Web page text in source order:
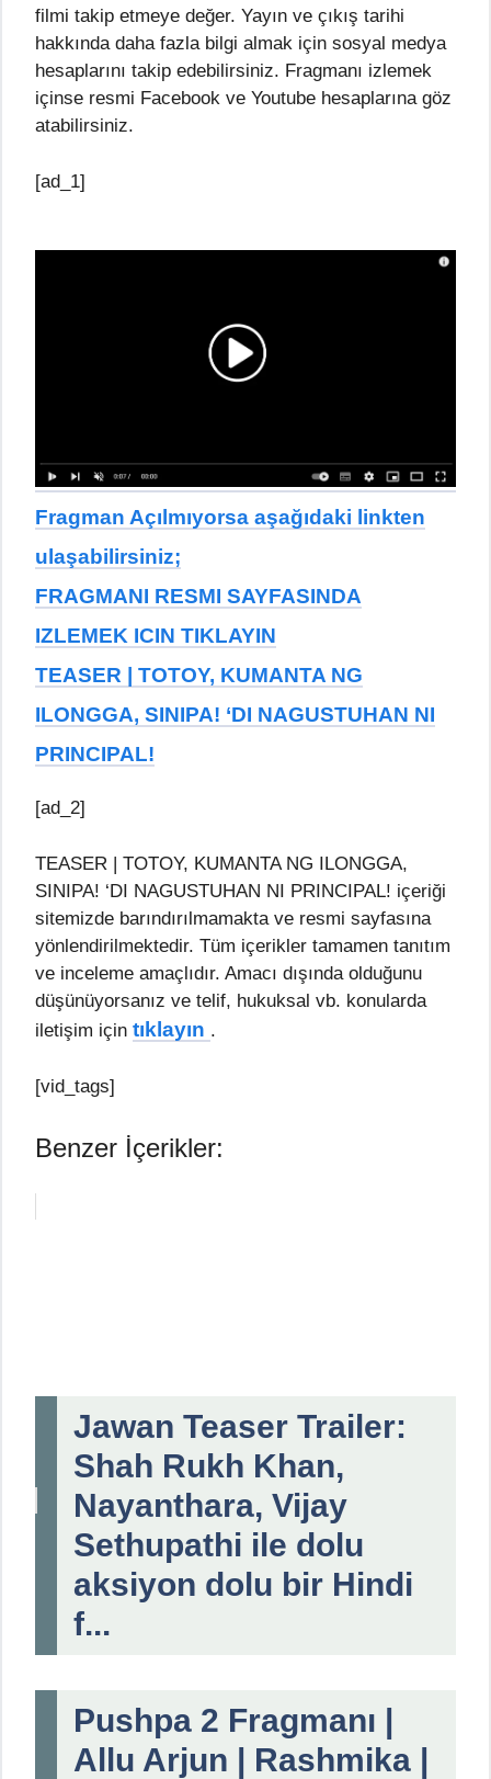
filmi takip etmeye değer. Yayın ve çıkış tarihi
hakkında daha fazla bilgi almak için sosyal medya
hesaplarını takip edebilirsiniz. Fragmanı izlemek
içinse resmi Facebook ve Youtube hesaplarına göz
atabilirsiniz.
[ad_1]
Fragman Açılmıyorsa aşağıdaki linkten
ulaşabilirsiniz;
FRAGMANI RESMI SAYFASINDA
IZLEMEK ICIN TIKLAYIN
TEASER | TOTOY, KUMANTA NG
ILONGGA, SINIPA! ‘DI NAGUSTUHAN NI
PRINCIPAL!
[ad_2]
TEASER | TOTOY, KUMANTA NG ILONGGA,
SINIPA! ‘DI NAGUSTUHAN NI PRINCIPAL! içeriği
sitemizde barındırılmamakta ve resmi sayfasına
yönlendirilmektedir. Tüm içerikler tamamen tanıtım
ve inceleme amaçlıdır. Amacı dışında olduğunu
düşünüyorsanız ve telif, hukuksal vb. konularda
iletişim için tıklayın .
[vid_tags]
Benzer İçerikler:
Jawan Teaser Trailer:
Shah Rukh Khan,
Nayanthara, Vijay
Sethupathi ile dolu
aksiyon dolu bir Hindi
f...
Pushpa 2 Fragmanı |
Allu Arjun | Rashmika |